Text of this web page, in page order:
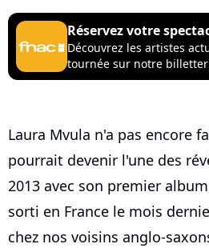
Réservez votre
Découvrez les artistes
tournée sur notre
Laura Mvula n'a pas encore
pourrait devenir l'une des
2013 avec son premier
sorti en France le mois
chez nos voisins anglo-